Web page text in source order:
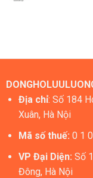
Địa chỉ: Số 184
Xuân, Hà Nội
Mã số thuế: 0 1
VP Đại Diện: Số
Đông, Hà Nội